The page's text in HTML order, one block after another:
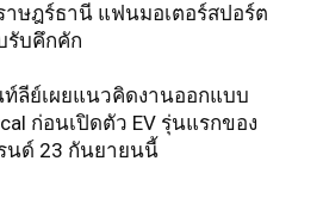
าษฎร์ธานี แฟนมอเตอร์สปอร์ต
รับคึกคัก
ท์ลีย์เผยแนวคิดงานออกแบบ
ก่อนเปิดตัว EV รุ่นแรกของ
นด์ 23 กันยายนนี้